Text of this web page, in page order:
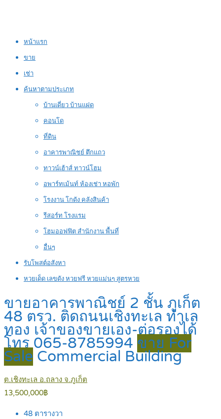
หน้าแรก
ขาย
เช่า
ค้นหาตามประเภท
บ้านเดี่ยว บ้านแฝด
คอนโด
ที่ดิน
อาคารพาณิชย์ ตึกแถว
ทาวน์เฮ้าส์ ทาวน์โฮม
อพาร์ทเม้นท์ ห้องเช่า หอพัก
โรงงาน โกดัง คลังสินค้า
รีสอร์ท โรงแรม
โฮมออฟฟิต สำนักงาน พื้นที่
อื่นๆ
รับโพสต์อสังหา
หวยเด็ด เลขดัง หวยฟรี หวยแม่นๆ สูตรหวย
ขายอาคารพาณิชย์ 2 ชั้น ภูเก็ต
48 ตรว. ติดถนนเชิงทะเล ทำเล
ทอง เจ้าของขายเอง-ต่อรองได้
โทร 065-8785994 ขาย For
Sale Commercial Building
ต.เชิงทะเล อ.ถลาง จ.ภูเก็ต
13,500,000฿
48 ตารางวา